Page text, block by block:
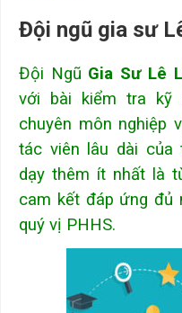
Đội ngũ gia sư
Đội Ngũ Gia Sư Lê
với bài kiểm tra kỹ
chuyên môn nghiệp
tác viên lâu dài của
dạy thêm ít nhất là
cam kết đáp ứng đủ
quý vị PHHS.